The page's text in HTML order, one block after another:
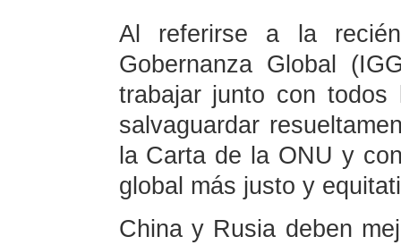
Al referirse a la
Gobernanza Global
trabajar junto con
salvaguardar
la Carta de la ONU y
global más justo y
China y Rusia deben